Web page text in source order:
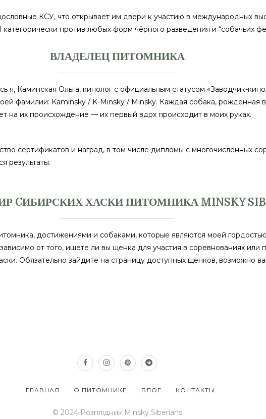
КСУ, что открывает им двери к участию в международных
против любых форм чёрного разведения и “собачьих
ВЛАДЕЛЕЦ ПИТОМНИКА
я, Каминская Ольга, кинолог с официальным статусом «Заводчик-
фамилии: Kaminsky / K-Minsky / Minsky. Каждая собака, рожденная
на их происхождение — их первый вдох происходит в моих руках.
сертификатов и наград, в том числе дипломы с многочисленных
результаты.
CИБИРСКИХ ХАСКИ ПИТОМНИКА MINSKY
достижениями и собаками, которые являются моей
от того, ищете ли вы щенка для участия в соревнованиях или
Обязательно зайдите на страницу доступных щенков, возможно
ГЛАВНАЯ О ПИТОМНИКЕ БЛОГ КОНТАКТЫ
© 2024 Розплідник Minsky Siberians